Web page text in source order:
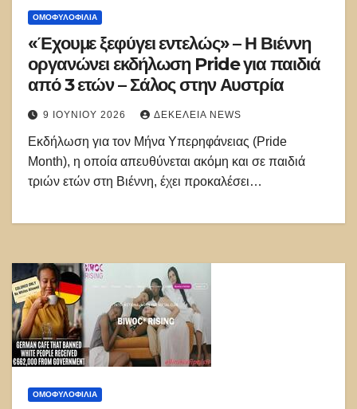
ΟΜΟΦΥΛΟΦΙΛΊΑ
«Έχουμε ξεφύγει εντελώς» – Η Βιέννη
οργανώνει εκδήλωση Pride για παιδιά
από 3 ετών – Σάλος στην Αυστρία
9 ΙΟΥΝΊΟΥ 2026 ΔΕΚΈΛΕΙΑ NEWS
Εκδήλωση για τον Μήνα Υπερηφάνειας (Pride
Month), η οποία απευθύνεται ακόμη και σε παιδιά
τριών ετών στη Βιέννη, έχει προκαλέσει…
ΟΜΟΦΥΛΟΦΙΛΊΑ